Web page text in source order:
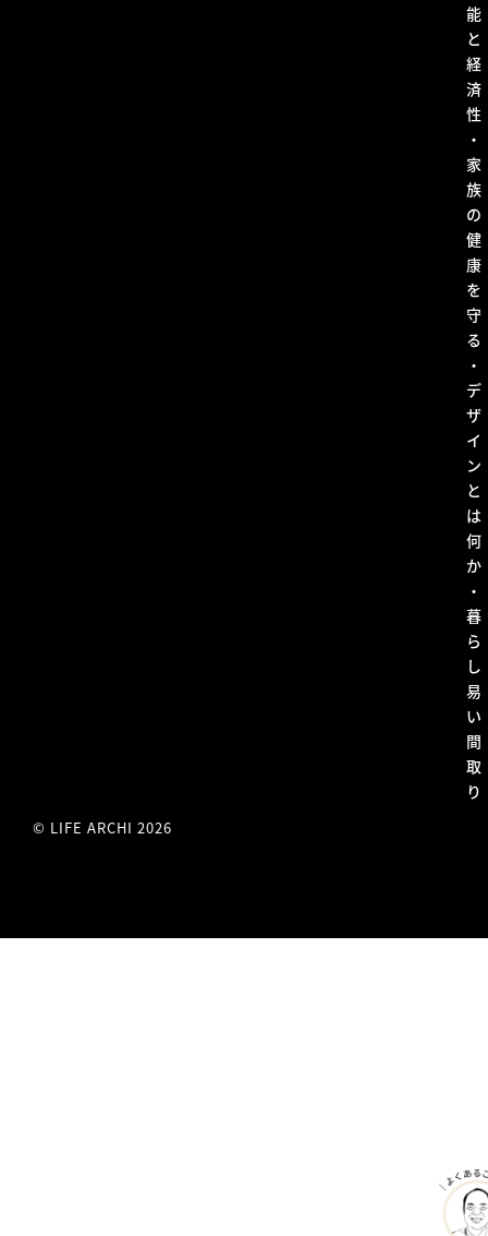
能
と
経
済
性
・
家
族
の
健
康
を
守
る
・
デ
ザ
イ
ン
と
は
何
か
・
暮
ら
し
易
い
間
取
り
© LIFE ARCHI 2026